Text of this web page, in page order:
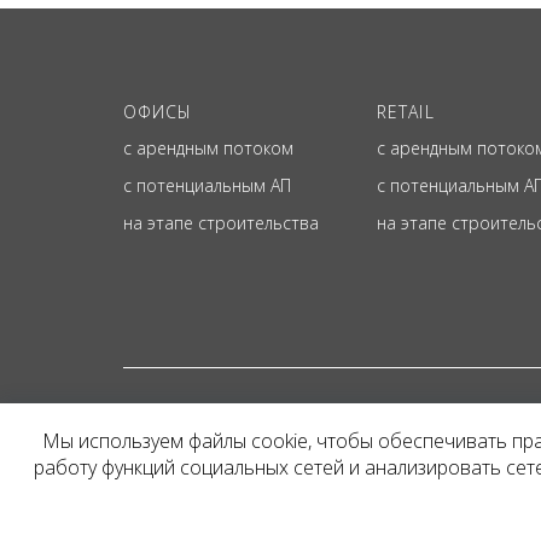
ОФИСЫ
с арендным потоком
с потенциальным АП
на этапе строительства
RETAIL
с арендным
с потенциальным
на этапе
Представленная на
и не является
Мы используем файлы cookie, чтобы обеспечивать
работу функций социальных сетей и анализировать